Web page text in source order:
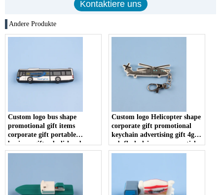
Andere Produkte
Custom logo bus shape
promotional gift items
corporate gift portable
business gift usb disk usb
flash drive memory stick
Custom logo Helicopter shape
corporate gift promotional
keychain advertising gift 4gb
usb flash drive memory stick
u disk